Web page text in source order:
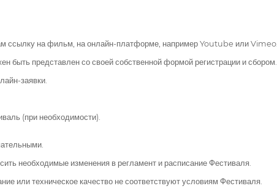
ссылку на фильм, на онлайн-платформе, например Youtube или Vimeo.
быть представлен со своей собственной формой регистрации и сбором.
заявки.
(при необходимости).
необходимые изменения в регламент и расписание Фестиваля.
или техническое качество не соответствуют условиям Фестиваля.